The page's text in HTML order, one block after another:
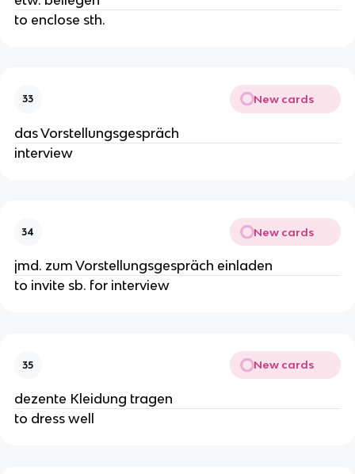
to enclose sth.
33 New cards
das Vorstellungsgespräch
interview
34 New cards
jmd. zum Vorstellungsgespräch einladen
to invite sb. for interview
35 New cards
dezente Kleidung tragen
to dress well